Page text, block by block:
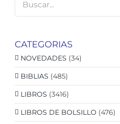
CATEGORIAS
NOVEDADES (34)
BIBLIAS (485)
LIBROS (3416)
LIBROS DE BOLSILLO (476)